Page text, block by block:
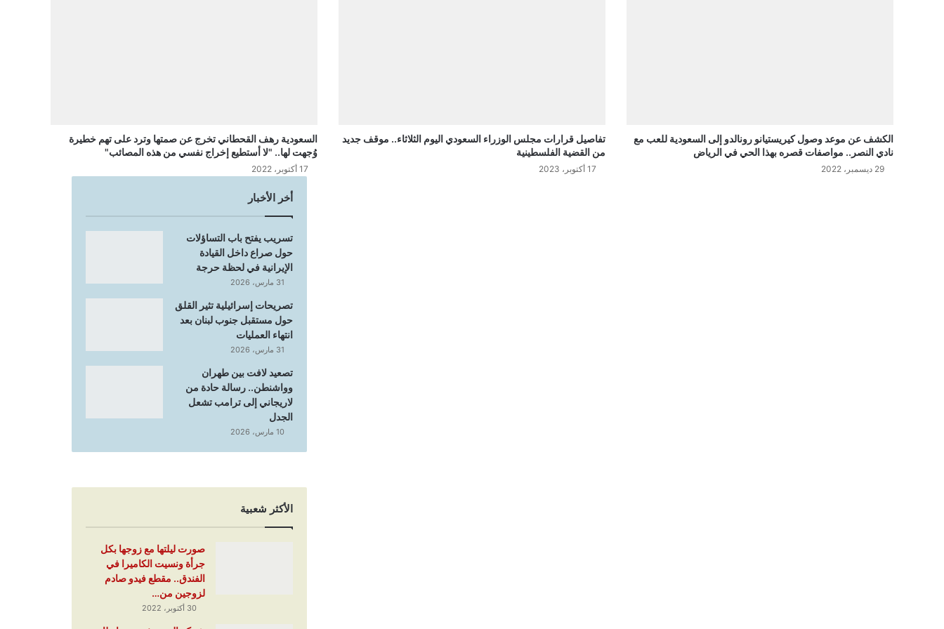
الكشف عن موعد وصول كيريستيانو رونالدو إلى السعودية للعب مع
نادي النصر.. مواصفات قصره بهذا الحي في الرياض
29 ديسمبر، 2022
تفاصيل قرارات مجلس الوزراء السعودي اليوم الثلاثاء.. موقف جديد
من القضية الفلسطينية
17 أكتوبر، 2023
السعودية رهف القحطاني تخرج عن صمتها وترد على تهم خطيرة
وُجهت لها.. "لا أستطيع إخراج نفسي من هذه المصائب"
17 أكتوبر، 2022
أخر الأخبار
تسريب يفتح باب التساؤلات
حول صراع داخل القيادة
الإيرانية في لحظة حرجة
31 مارس، 2026
تصريحات إسرائيلية تثير القلق
حول مستقبل جنوب لبنان بعد
انتهاء العمليات
31 مارس، 2026
تصعيد لافت بين طهران
وواشنطن.. رسالة حادة من
لاريجاني إلى ترامب تشعل
الجدل
10 مارس، 2026
الأكثر شعبية
صورت ليلتها مع زوجها بكل
جرأة ونسيت الكاميرا في
الفندق.. مقطع فيدو صادم
لزوجين من…
30 أكتوبر، 2022